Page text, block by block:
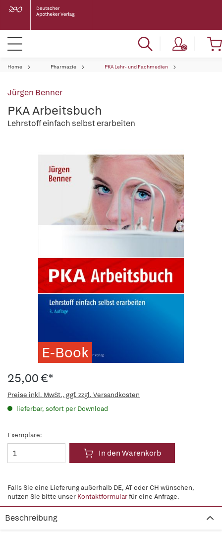
Home Pharmazie PKA Lehr- und Fachmedien
Jürgen Benner
PKA Arbeitsbuch
Lehrstoff einfach selbst erarbeiten
E-Book
25,00 €*
Preise inkl. MwSt., ggf. zzgl. Versandkosten
lieferbar, sofort per Download
Exemplare:
In den Warenkorb
Falls Sie eine Lieferung außerhalb DE, AT oder CH wünschen,
nutzen Sie bitte unser Kontaktformularfür eine Anfrage.
Beschreibung